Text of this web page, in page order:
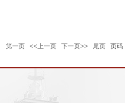
第一页 <<上一页 下一页>> 尾页 页码